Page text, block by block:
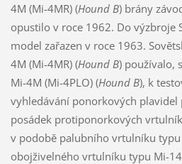
4M (Mi-4MR) (Hound B) brány
opustilo v roce 1962. Do výzbroje
model zařazen v roce 1963.
4M (Mi-4MR) (Hound B) používalo,
Mi-4M (Mi-4PLO) (Hound B), k
vyhledávání ponorkových
posádek protiponorkových
v podobě palubního vrtulníku typu
obojživelného vrtulníku typu Mi-